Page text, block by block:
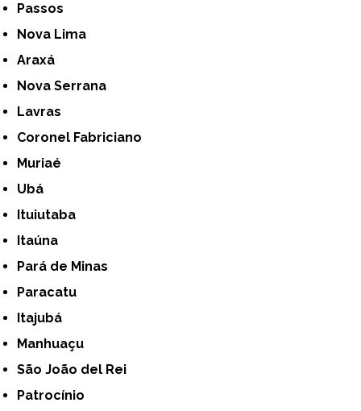
Passos
Nova Lima
Araxá
Nova Serrana
Lavras
Coronel Fabriciano
Muriaé
Ubá
Ituiutaba
Itaúna
Pará de Minas
Paracatu
Itajubá
Manhuaçu
São João del Rei
Patrocínio